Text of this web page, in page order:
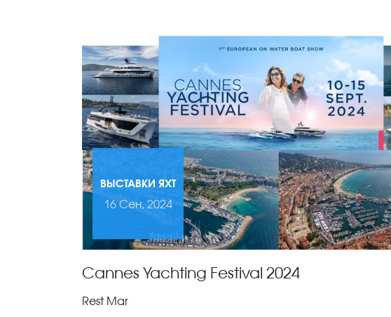
ВЫСТАВКИ ЯХТ
16 Сен, 2024
Cannes Yachting Festival 2024
Rest Mar